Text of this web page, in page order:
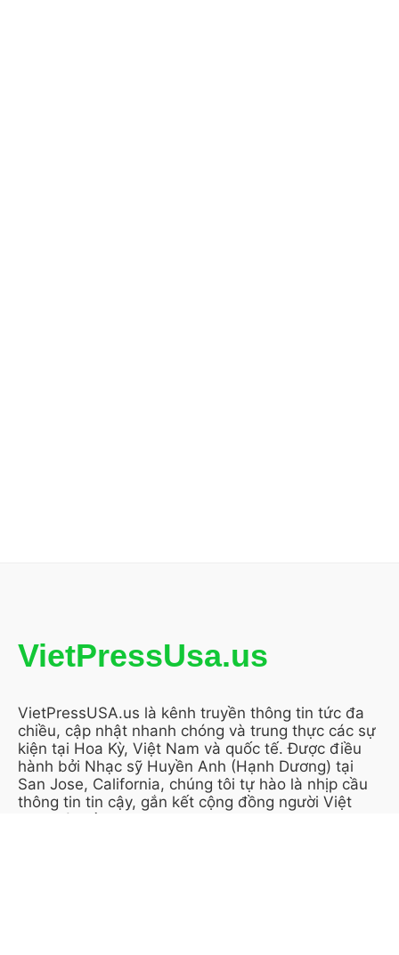
VietPressUsa.us
VietPressUSA.us là kênh truyền thông tin tức đa
chiều, cập nhật nhanh chóng và trung thực các sự
kiện tại Hoa Kỳ, Việt Nam và quốc tế. Được điều
hành bởi Nhạc sỹ Huyền Anh (Hạnh Dương) tại
San Jose, California, chúng tôi tự hào là nhịp cầu
thông tin tin cậy, gắn kết cộng đồng người Việt
trên toàn cầu.